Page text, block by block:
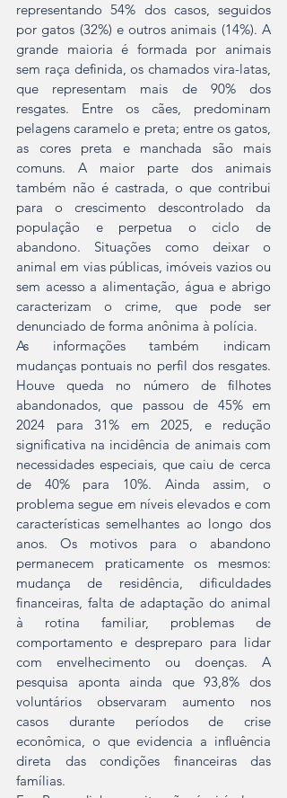
representando 54% dos casos, seguidos
por gatos (32%) e outros animais (14%). A
grande maioria é formada por animais
sem raça definida, os chamados vira-latas,
que representam mais de 90% dos
resgates. Entre os cães, predominam
pelagens caramelo e preta; entre os gatos,
as cores preta e manchada são mais
comuns. A maior parte dos animais
também não é castrada, o que contribui
para o crescimento descontrolado da
população e perpetua o ciclo de
abandono. Situações como deixar o
animal em vias públicas, imóveis vazios ou
sem acesso a alimentação, água e abrigo
caracterizam o crime, que pode ser
denunciado de forma anônima à polícia.
As informações também indicam
mudanças pontuais no perfil dos resgates.
Houve queda no número de filhotes
abandonados, que passou de 45% em
2024 para 31% em 2025, e redução
significativa na incidência de animais com
necessidades especiais, que caiu de cerca
de 40% para 10%. Ainda assim, o
problema segue em níveis elevados e com
características semelhantes ao longo dos
anos. Os motivos para o abandono
permanecem praticamente os mesmos:
mudança de residência, dificuldades
financeiras, falta de adaptação do animal
à rotina familiar, problemas de
comportamento e despreparo para lidar
com envelhecimento ou doenças. A
pesquisa aponta ainda que 93,8% dos
voluntários observaram aumento nos
casos durante períodos de crise
econômica, o que evidencia a influência
direta das condições financeiras das
famílias.